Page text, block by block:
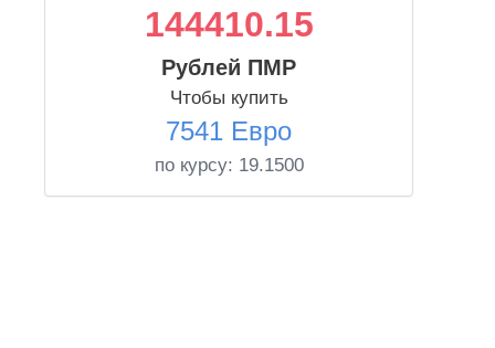
144410.15
Рублей ПМР
Чтобы купить
7541 Евро
по курсу: 19.1500